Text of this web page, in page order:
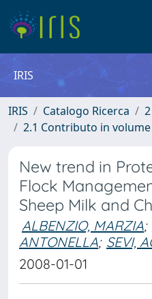
IRIS
IRIS Catalogo Ricerca
2.1 Contributo in
New trend in
Flock
Sheep Milk and
ALBENZIO, MARZIA;
ANTONELLA; SEVI,
2008-01-01